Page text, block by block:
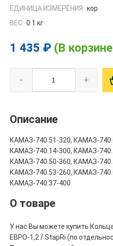
ЕДИНИЦА ИЗМЕРЕНИЯ: кор
ВЕС: 0.1 кг
1 435 ₽ (В
- +
Описание
КАМАЗ-740.51-320, КАМАЗ-
КАМАЗ-740.14-300, КАМАЗ-
КАМАЗ-740.50-360, КАМАЗ-
КАМАЗ-740.53-260, КАМАЗ-
КАМАЗ-740.37-400
О товаре
У нас Вы можете купить
ЕВРО-1,2 / StapRi (по